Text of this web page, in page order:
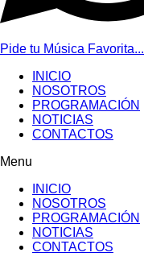
Pide tu Música Favorita...
INICIO
NOSOTROS
PROGRAMACIÓN
NOTICIAS
CONTACTOS
Menu
INICIO
NOSOTROS
PROGRAMACIÓN
NOTICIAS
CONTACTOS